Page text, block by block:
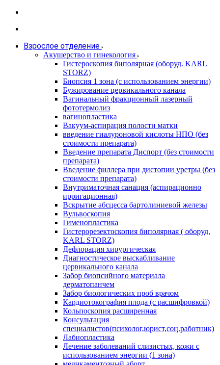
Взрослое отделение
Акушерство и гинекология
Гистероскопия биполярная (оборуд. KARL
STORZ)
Биопсия 1 зона (с использованием энергии)
Бужирование цервикального канала
Вагинальный фракционный лазерный
фототермолиз
вагинопластика
Вакуум-аспирация полости матки
введение гиалуроновой кислоты НПО (без
стоимости препарата)
Введение препарата Диспорт (без стоимости
препарата)
Введение филлера при дистопии уретры (без
стоимости препарата)
Внутриматочная санация (аспирационно
ирригационная)
Вскрытие абсцесса бартолиниевой железы
Вульвоскопия
Гименопластика
Гистерорезектоскопия биполярная ( оборуд.
KARL STORZ)
Дефлорация хирургическая
Диагностическое выскабливание
цервикального канала
Забор биопсийного материала
дерматопанчем
Забор биологических проб врачом
Кардиотокография плода (с расшифровкой)
Кольпоскопия расширенная
Консультация
специалистов(психолог,юрист,соц.работник)
Лабиопластика
Лечение заболеваний слизистых, кожи с
использованием энергии (1 зона)